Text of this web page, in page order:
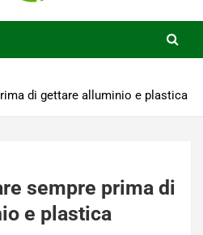
di gettare alluminio e plastica
sempre prima di
e plastica